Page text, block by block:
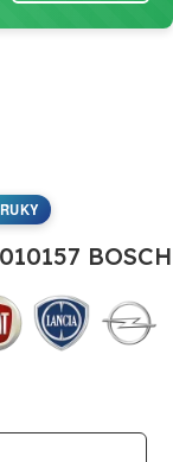
BOSCH